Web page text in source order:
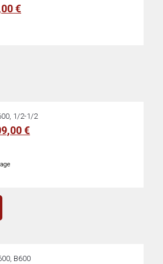
€Aktueller
1/2-1/2
€
€Aktueller
B600